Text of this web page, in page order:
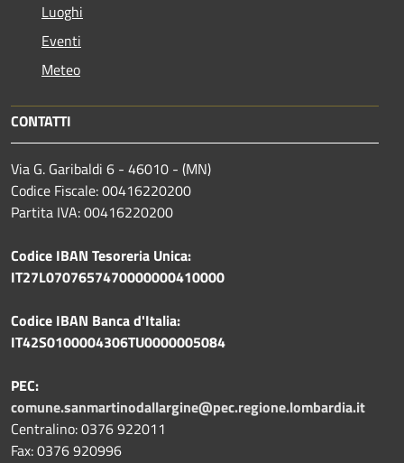
Luoghi
Eventi
Meteo
CONTATTI
Via G. Garibaldi 6 - 46010 - (MN)
Codice Fiscale: 00416220200
Partita IVA: 00416220200
Codice IBAN Tesoreria Unica:
IT27L0707657470000000410000
Codice IBAN Banca d'Italia:
IT42S0100004306TU0000005084
PEC:
comune.sanmartinodallargine@pec.regione.lombardia.it
Centralino: 0376 922011
Fax: 0376 920996